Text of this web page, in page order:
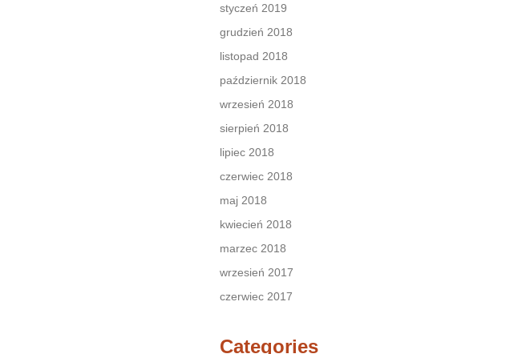
styczeń 2019
grudzień 2018
listopad 2018
październik 2018
wrzesień 2018
sierpień 2018
lipiec 2018
czerwiec 2018
maj 2018
kwiecień 2018
marzec 2018
wrzesień 2017
czerwiec 2017
Categories